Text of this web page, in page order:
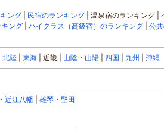
ング 民宿のランキング 温泉宿のランキング
ング
ハイクラス（高級宿）のランキング 公
北陸 東海 近畿 山陰・山陽 四国 九州 沖縄
近江八幡 雄琴・堅田